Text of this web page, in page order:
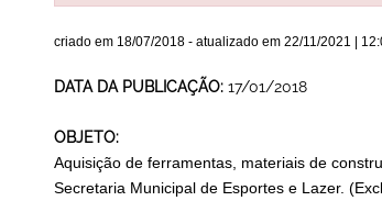
criado em 18/07/2018- atualizado em 22/11/2021 |
DATA DA PUBLICAÇÃO: 17/01/2018
OBJETO:
Aquisição de ferramentas, materiais de
Secretaria Municipal de Esportes e Lazer.